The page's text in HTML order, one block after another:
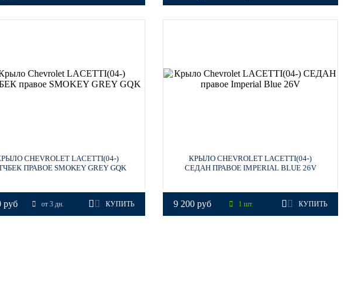
CHEVROLET LACETTI(04-)
ПРАВОЕ SMOKEY GREY GQK
руб от 3 дн. КУПИТЬ
КРЫЛО CHEVROLET LACETTI(04-)
СЕДАН ПРАВОЕ IMPERIAL BLUE 26V
9 200 руб 1 шт. КУПИТЬ